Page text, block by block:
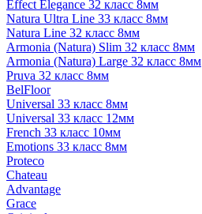
Effect Elegance 32 класс 8мм
Natura Ultra Line 33 класс 8мм
Natura Line 32 класс 8мм
Armonia (Natura) Slim 32 класс 8мм
Armonia (Natura) Large 32 класс 8мм
Pruva 32 класс 8мм
BelFloor
Universal 33 класс 8мм
Universal 33 класс 12мм
French 33 класс 10мм
Emotions 33 класс 8мм
Proteco
Chateau
Advantage
Grace